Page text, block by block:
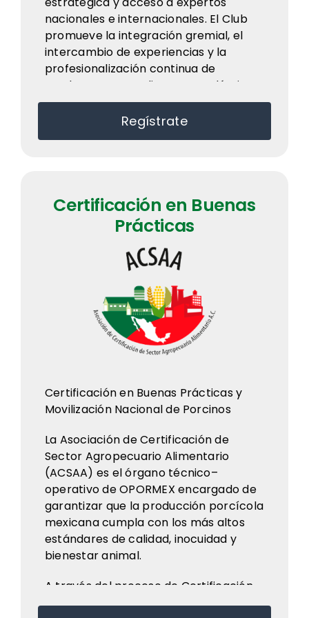
nacionales e internacionales. El Club
promueve la integración gremial, el
intercambio de experiencias y la
profesionalización continua de
productores, estudiantes, académicos,
instituciones y empresas aliadas.
Regístrate
Certificación en Buenas
Prácticas
Certificación en Buenas Prácticas y
Movilización Nacional de Porcinos
La Asociación de Certificación de
Sector Agropecuario Alimentario
(ACSAA) es el órgano técnico–
operativo de OPORMEX encargado de
garantizar que la producción porcícola
mexicana cumpla con los más altos
estándares de calidad, inocuidad y
bienestar animal.
A través del proceso de Certificación
en Buenas Prácticas Porcinas PPA, la